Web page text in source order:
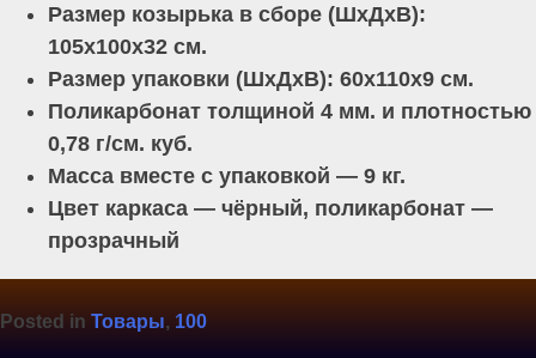
Размер козырька в сборе (ШхДхВ):
105х100х32 см.
Размер упаковки (ШхДхВ): 60х110х9 см.
Поликарбонат толщиной 4 мм. и плотностью
0,78 г/см. куб.
Масса вместе с упаковкой — 9 кг.
Цвет каркаса — чёрный, поликарбонат —
прозрачный
Posted in Товары, 100